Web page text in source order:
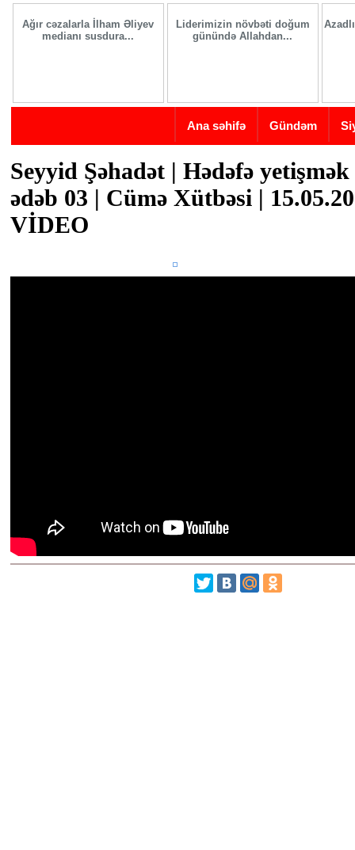
Skip to main content
Ağır cəzalarla İlham Əliyev
medianı susdura...
Liderimizin növbəti doğum
günündə Allahdan...
Ana səhifə Gündəm
Seyyid Şəhadət | Hədəfə
ədəb 03 | Cümə Xütbəsi |
VİDEO